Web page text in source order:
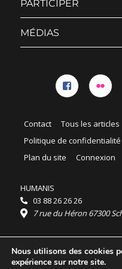
PARTICIPER
MÉDIAS
Contact Tous les articles
Politique de confidentialité
Plan du site
Connexion
HUMANIS
03 88 26 26 26
7 rue du Héron 67300
Horaires :
HUMANIS : du lundi au
Ordidocaz : du lundi au
Nous utilisons des cookies
expérience sur notre site.